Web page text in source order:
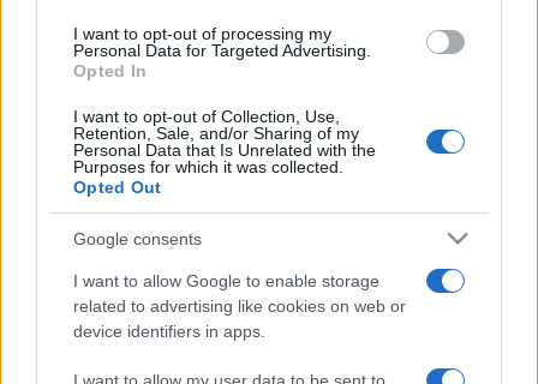
I want to opt-out of processing my
Personal Data for Targeted Advertising.
Opted In
I want to opt-out of Collection, Use,
Retention, Sale, and/or Sharing of my
Personal Data that Is Unrelated with the
Purposes for which it was collected.
Opted Out
Google consents
I want to allow Google to enable storage
related to advertising like cookies on web or
device identifiers in apps.
ápoló YouTube az évek során megszelídült. Naponta
jelennek meg azok a hírek, melyek arról tudósítanak, hogy az
időközben a Google tulajdonába került oldal miként próbálja
meg kiszűrni a szerzői jogokat sértő anyagokat. Prince
nyilatkozata szerint ezek a fejlesztések kevésbé sikeresek.
Ha azok lennének, akkor például nem találna több ezer, az
engedélye nélkül feltöltött klipet.
Prince, hogy helyes vágányra terelje a dolgokat, felkérte a
Web Sheriffnevű céget, melynek igazgatója a Reutersnek
nyilatkozva elmondta, hogy igen nehéz dolguk van a